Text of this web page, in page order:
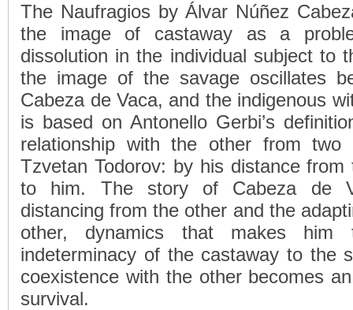
The Naufragios by Álvar Núñez
the image of castaway as a
dissolution in the individual subject to
the image of the savage oscillates
Cabeza de Vaca, and the indigenous
is based on Antonello Gerbi’s
relationship with the other from
Tzvetan Todorov: by his distance
to him. The story of Cabeza de
distancing from the other and the
other, dynamics that makes
indeterminacy of the castaway to the
coexistence with the other becomes
survival.